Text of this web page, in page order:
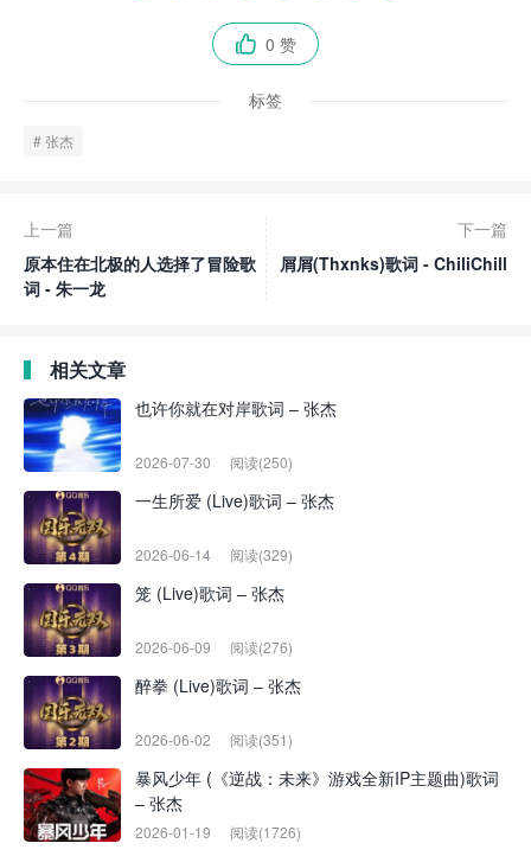
 0 赞
标签
张杰
上一篇
原本住在北极的人选择了冒险歌
词 - 朱一龙
下一篇
屑屑(Thxnks)歌词 - ChiliChill
相关文章
也许你就在对岸歌词 – 张杰
2026-07-30 阅读(250)
一生所爱 (Live)歌词 – 张杰
2026-06-14 阅读(329)
笼 (Live)歌词 – 张杰
2026-06-09 阅读(276)
醉拳 (Live)歌词 – 张杰
2026-06-02 阅读(351)
暴风少年 (《逆战：未来》游戏全新IP主题曲)歌词
– 张杰
2026-01-19 阅读(1726)